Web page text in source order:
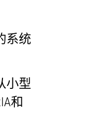
系统
小型
和